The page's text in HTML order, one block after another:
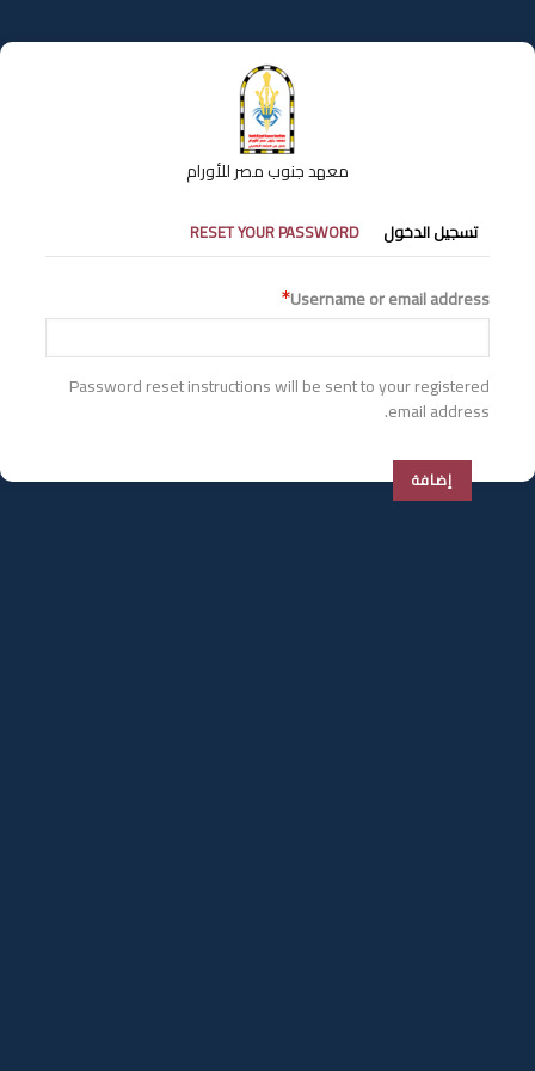
إلى
المحتوى
معهد جنوب مصر للأورام
التبويبات
الأساسية
تسجيل الدخول RESET YOUR PASSWORD
Username or email address
Password reset instructions will be sent to your registered
email address.